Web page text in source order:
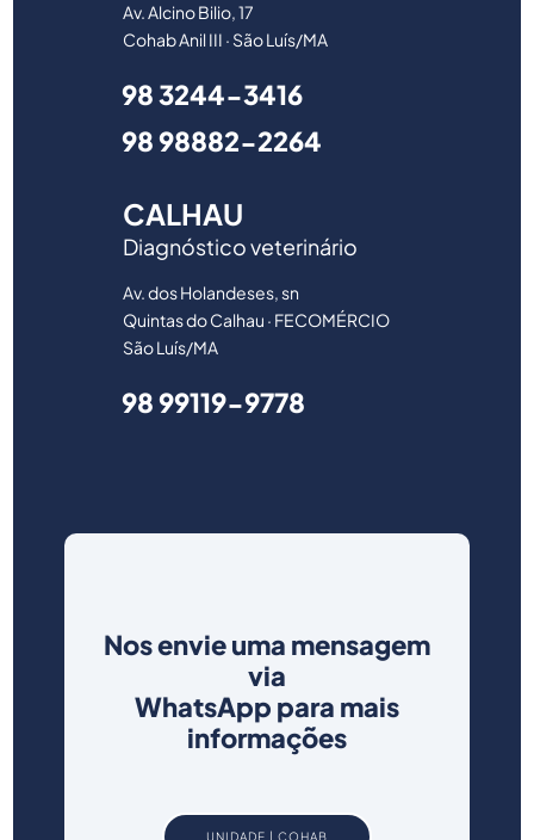
Av. Alcino Bilio, 17
Cohab Anil III · São Luís/MA
98 3244-3416
98 98882-2264
CALHAU
Diagnóstico veterinário
Av. dos Holandeses, sn
Quintas do Calhau · FECOMÉRCIO
São Luís/MA
98 99119-9778
Nos envie uma mensagem
via
WhatsApp para mais
informações
UNIDADE | COHAB